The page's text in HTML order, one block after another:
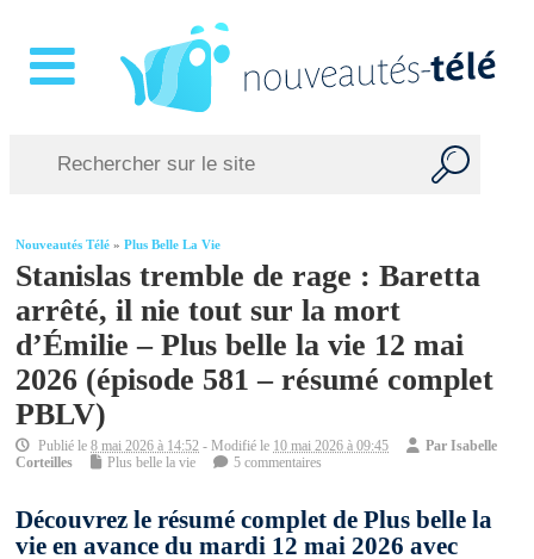
Nouveautés Télé »Plus Belle La Vie
Stanislas tremble de rage : Baretta
arrêté, il nie tout sur la mort
d’Émilie – Plus belle la vie 12 mai
2026 (épisode 581 – résumé complet
PBLV)
Publié le8 mai 2026 à 14:52 - Modifié le 10 mai 2026 à 09:45 ParIsabelle
Corteilles
Plus belle la vie 5 commentaires
Découvrez le résumé complet de Plus belle la
vie en avance du mardi 12 mai 2026 avec